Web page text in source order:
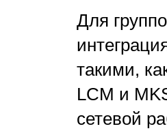
Для
такими,
LCM и
сетевой